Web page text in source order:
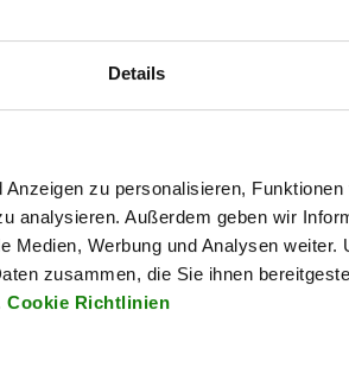
Details
zu personalisieren,
analysieren. Außerdem geben wir
Medien, Werbung und Analysen weiter.
zusammen, die Sie ihnen
Cookie Richtlinien
Verschraubungen
Schutzschläuche